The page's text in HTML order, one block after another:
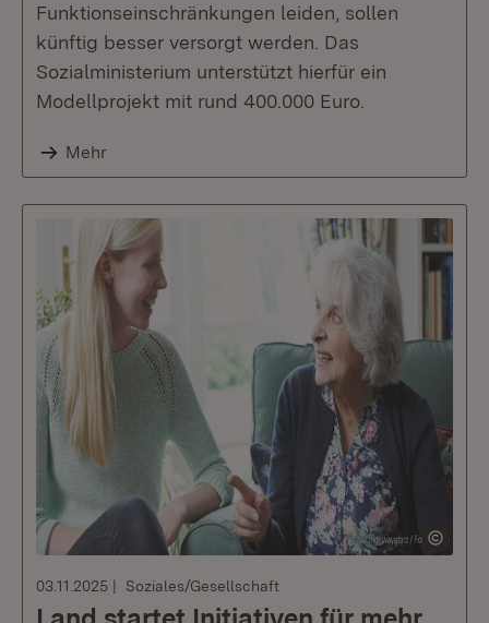
Funktionseinschränkungen leiden, sollen
künftig besser versorgt werden. Das
Sozialministerium unterstützt hierfür ein
Modellprojekt mit rund 400.000 Euro.
Mehr
03.11.2025 Soziales/Gesellschaft